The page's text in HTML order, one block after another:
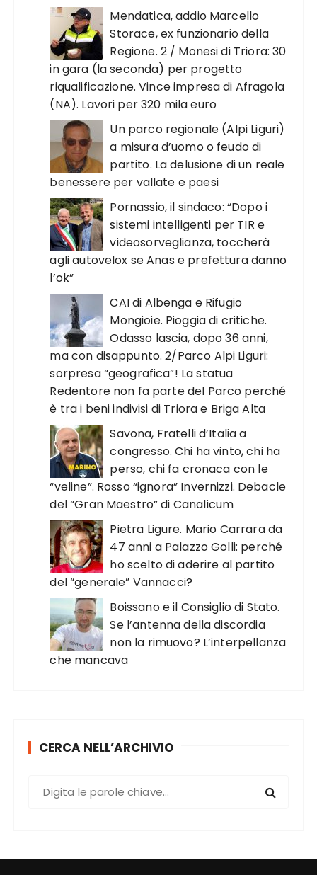
Mendatica, addio Marcello
Storace, ex funzionario della
Regione. 2 / Monesi di Triora: 30
in gara (la seconda) per progetto
riqualificazione. Vince impresa di Afragola
(NA). Lavori per 320 mila euro
Un parco regionale (Alpi Liguri)
a misura d’uomo o feudo di
partito. La delusione di un reale
benessere per vallate e paesi
Pornassio, il sindaco: “Dopo i
sistemi intelligenti per TIR e
videosorveglianza, toccherà
agli autovelox se Anas e prefettura danno
l’ok”
CAI di Albenga e Rifugio
Mongioie. Pioggia di critiche.
Odasso lascia, dopo 36 anni,
ma con disappunto. 2/Parco Alpi Liguri:
sorpresa “geografica”! La statua
Redentore non fa parte del Parco perché
è tra i beni indivisi di Triora e Briga Alta
Savona, Fratelli d’Italia a
congresso. Chi ha vinto, chi ha
perso, chi fa cronaca con le
“veline”. Rosso “ignora” Invernizzi. Debacle
del “Gran Maestro” di Canalicum
Pietra Ligure. Mario Carrara da
47 anni a Palazzo Golli: perché
ho scelto di aderire al partito
del “generale” Vannacci?
Boissano e il Consiglio di Stato.
Se l’antenna della discordia
non la rimuovo? L’interpellanza
che mancava
CERCA NELL’ARCHIVIO